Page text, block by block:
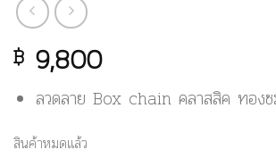
฿ 9,800
ลวดลาย Box chain คลาสสิค ทอ
สินค้าหมดแล้ว